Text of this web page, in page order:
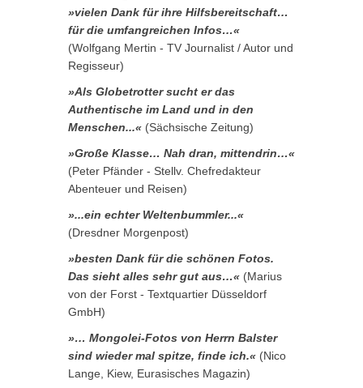
»vielen Dank für ihre Hilfsbereitschaft…
für die umfangreichen Infos…«
(Wolfgang Mertin - TV Journalist / Autor und
Regisseur)
»Als Globetrotter sucht er das
Authentische im Land und in den
Menschen...« (Sächsische Zeitung)
»Große Klasse… Nah dran, mittendrin…«
(Peter Pfänder - Stellv. Chefredakteur
Abenteuer und Reisen)
»...ein echter Weltenbummler...«
(Dresdner Morgenpost)
»besten Dank für die schönen Fotos.
Das sieht alles sehr gut aus…« (Marius
von der Forst - Textquartier Düsseldorf
GmbH)
»… Mongolei-Fotos von Herrn Balster
sind wieder mal spitze, finde ich.« (Nico
Lange, Kiew, Eurasisches Magazin)